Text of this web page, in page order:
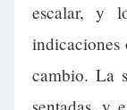
escalar, y
indicaciones
cambio. La